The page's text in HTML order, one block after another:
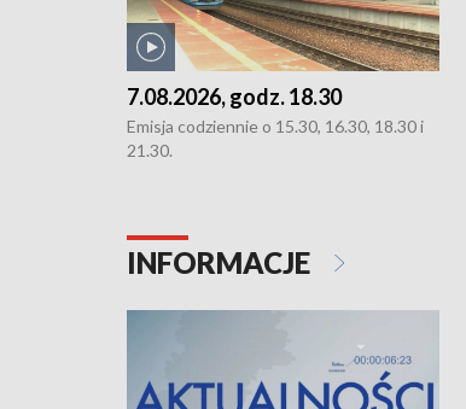
7.08.2026, godz. 18.30
Emisja codziennie o 15.30, 16.30, 18.30 i
21.30.
INFORMACJE